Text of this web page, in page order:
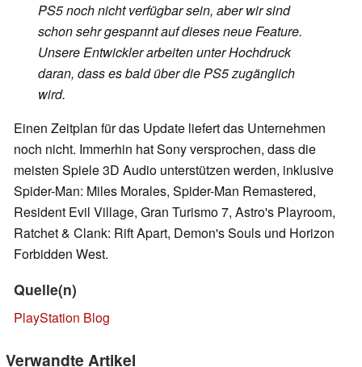
PS5 noch nicht verfügbar sein, aber wir sind
schon sehr gespannt auf dieses neue Feature.
Unsere Entwickler arbeiten unter Hochdruck
daran, dass es bald über die PS5 zugänglich
wird.
Einen Zeitplan für das Update liefert das Unternehmen
noch nicht. Immerhin hat Sony versprochen, dass die
meisten Spiele 3D Audio unterstützen werden, inklusive
Spider-Man: Miles Morales, Spider-Man Remastered,
Resident Evil Village, Gran Turismo 7, Astro's Playroom,
Ratchet & Clank: Rift Apart, Demon's Souls und Horizon
Forbidden West.
Quelle(n)
PlayStation Blog
Verwandte Artikel